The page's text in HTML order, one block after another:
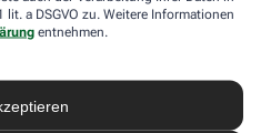
a DSGVO zu. Weitere Informationen
entnehmen.
durchlaufen. Hierbei
Verträglichkeit in